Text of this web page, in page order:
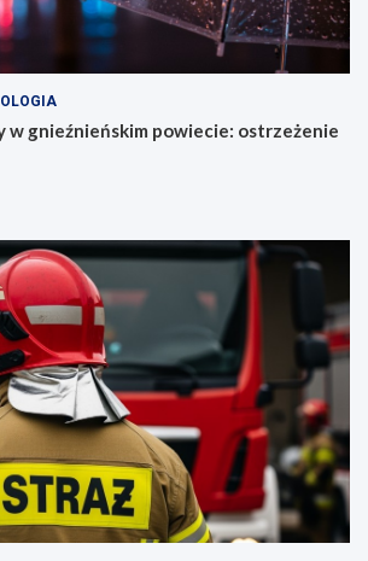
w gnieźnieńskim powiecie: ostrzeżenie